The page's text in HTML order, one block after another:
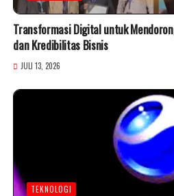
Transformasi Digital untuk
dan Kredibilitas Bisnis
JULI 13, 2026
TEKNOLOGI